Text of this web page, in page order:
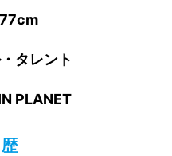
タレント
PLANET